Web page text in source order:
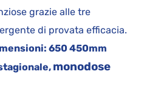
grazie alle tre
di provata efficacia.
650 450mm
monodose